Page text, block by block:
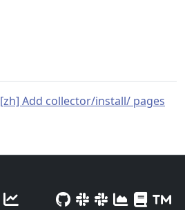
[zh] Add collector/install/ pages